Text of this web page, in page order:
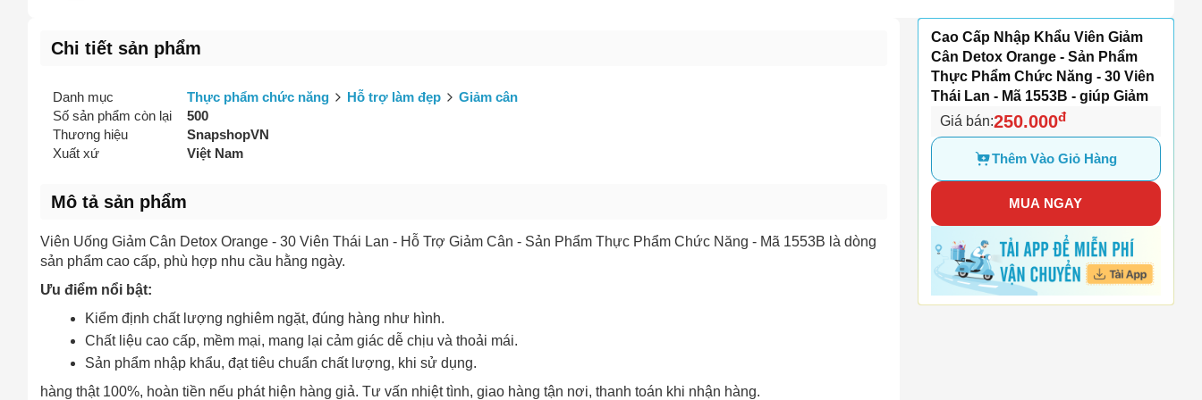
Chi tiết sản phẩm
Danh mục Thực phẩm chức năng Hỗ trợ làm đẹp
Giảm cân
Số sản phẩm còn lại
500
Thương hiệu
SnapshopVN
Xuất xứ
Việt Nam
Mô tả sản phẩm
Viên Uống Giảm Cân Detox Orange - 30 Viên Thái Lan - Hỗ Trợ Giảm Cân - Sản Phẩm Thực Phẩm Chức Năng - Mã 1553B là dòng
sản phẩm cao cấp, phù hợp nhu cầu hằng ngày.
Ưu điểm nổi bật:
Kiểm định chất lượng nghiêm ngặt, đúng hàng như hình.
Chất liệu cao cấp, mềm mại, mang lại cảm giác dễ chịu và thoải mái.
Sản phẩm nhập khẩu, đạt tiêu chuẩn chất lượng, khi sử dụng.
hàng thật 100%, hoàn tiền nếu phát hiện hàng giả. Tư vấn nhiệt tình, giao hàng tận nơi, thanh toán khi nhận hàng.
Cao Cấp Nhập Khẩu Viên Giảm
Cân Detox Orange - Sản Phẩm
Thực Phẩm Chức Năng - 30 Viên
Thái Lan - Mã 1553B - giúp Giảm
Giá bán:250.000đ
Thêm Vào Giỏ Hàng
MUA NGAY